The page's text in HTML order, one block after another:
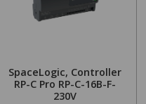
SpaceLogic, Controller
RP-C Pro RP-C-16B-F-
230V